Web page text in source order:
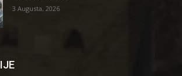
3 Augusta, 2026